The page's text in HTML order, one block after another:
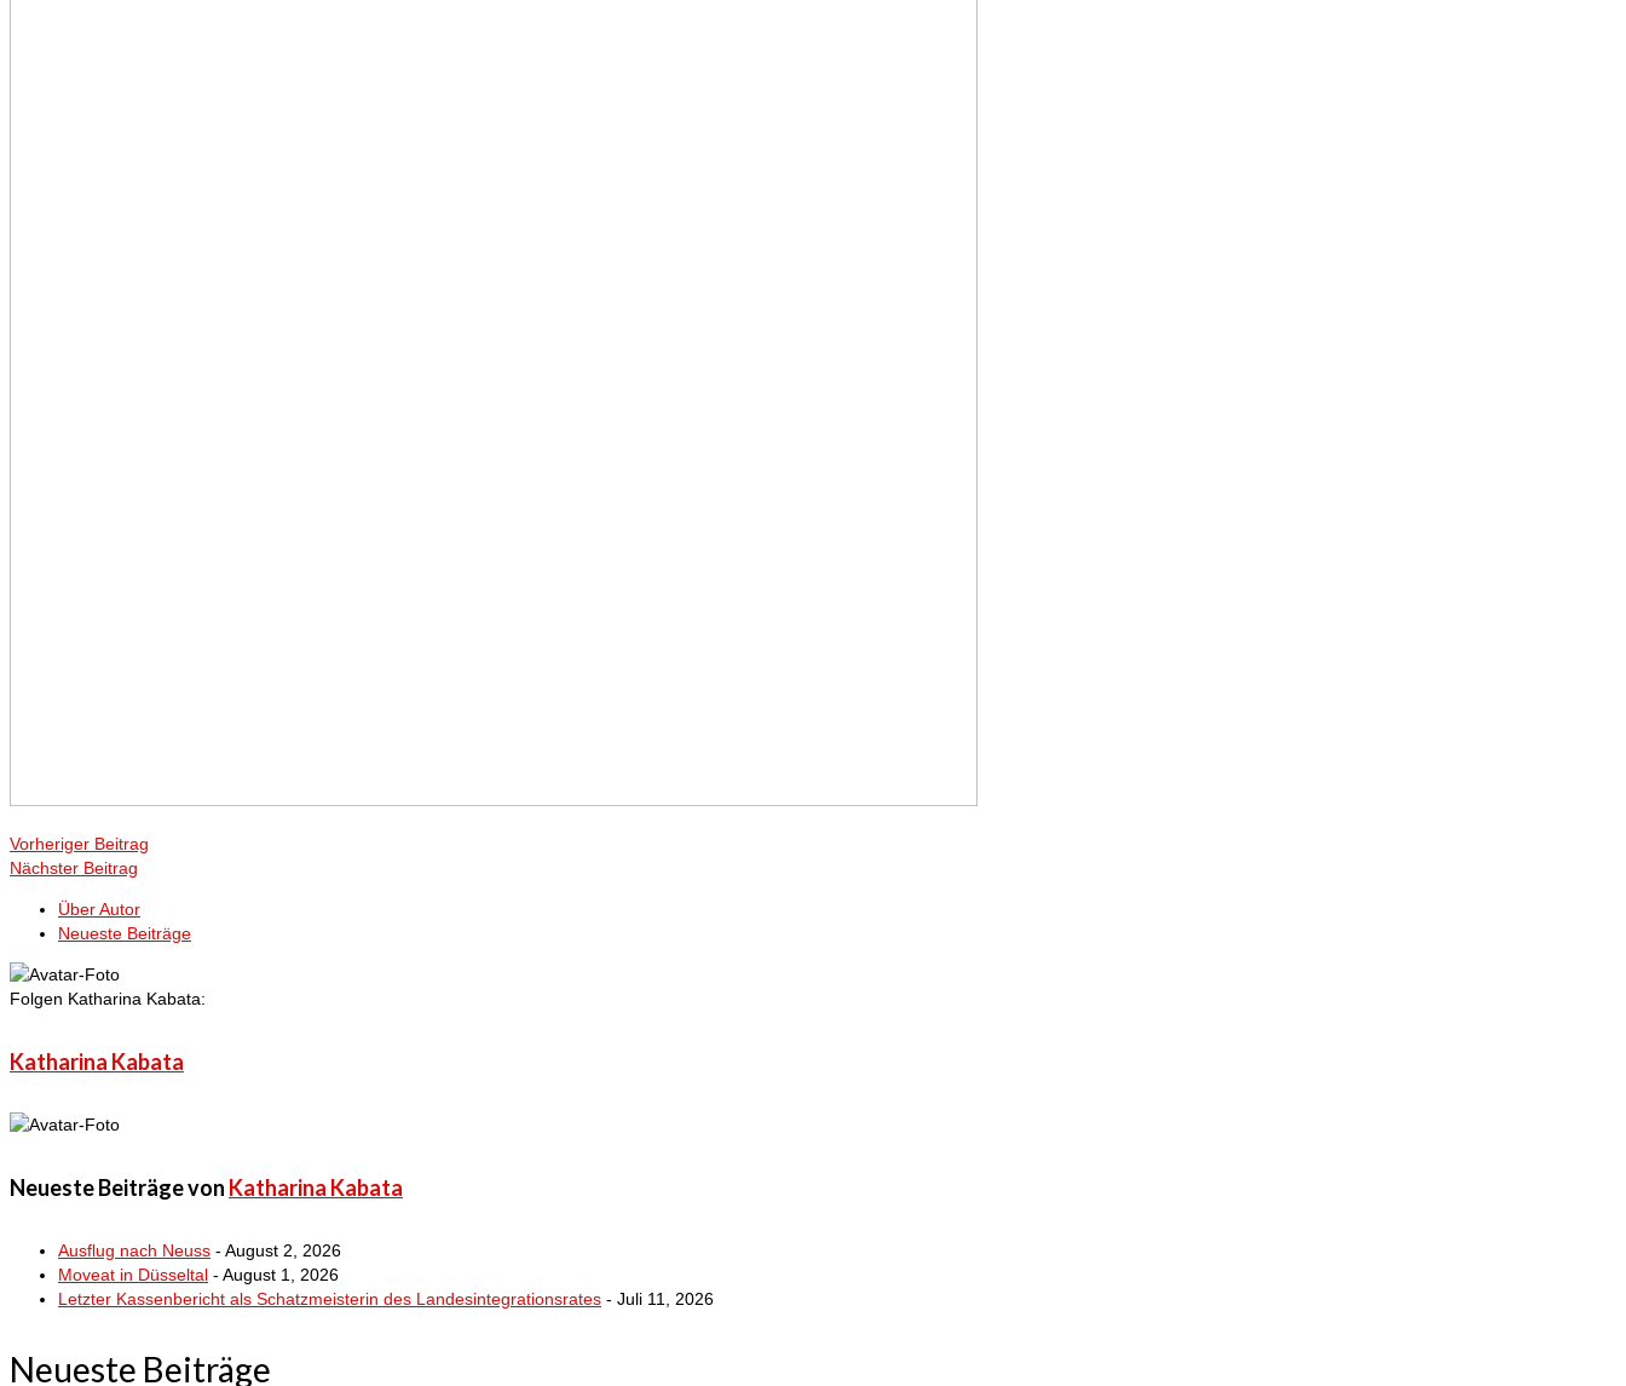
Vorheriger Beitrag
Nächster Beitrag
Über Autor
Neueste Beiträge
Folgen Katharina Kabata:
Katharina Kabata
Neueste Beiträge von Katharina Kabata
Ausflug nach Neuss - August 2, 2026
Moveat in Düsseltal - August 1, 2026
Letzter Kassenbericht als Schatzmeisterin des Landesintegrationsrates - Juli 11, 2026
Neueste Beiträge